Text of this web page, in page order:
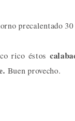
precalentado
rico éstos
Buen provecho.